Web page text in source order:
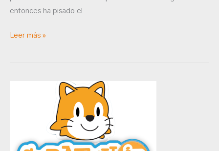
entonces ha pisado el
Leer más »
pequeños